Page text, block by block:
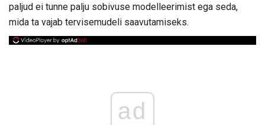
paljud ei tunne palju sobivuse modelleerimist ega seda,
mida ta vajab tervisemudeli saavutamiseks.
ad